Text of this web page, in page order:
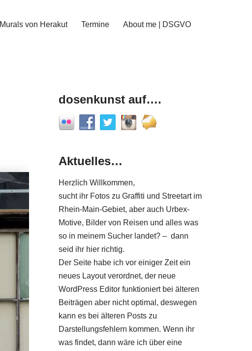
Murals von Herakut Termine About me | DSGVO
dosenkunst auf….
Aktuelles…
Herzlich Willkommen,
sucht ihr Fotos zu Graffiti und Streetart im
Rhein-Main-Gebiet, aber auch Urbex-
Motive, Bilder von Reisen und alles was
so in meinem Sucher landet? – dann
seid ihr hier richtig.
Der Seite habe ich vor einiger Zeit ein
neues Layout verordnet, der neue
WordPress Editor funktioniert bei älteren
Beiträgen aber nicht optimal, deswegen
kann es bei älteren Posts zu
Darstellungsfehlern kommen. Wenn ihr
was findet, dann wäre ich über eine